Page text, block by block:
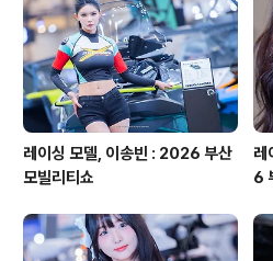
레이싱 모델, 이송빈 : 2026 부산
모빌리티쇼
6